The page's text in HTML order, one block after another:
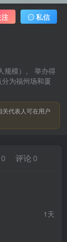
规模）。 举办得
为福州场和厦
私信
代表人可在用户
0 评论 0
1天